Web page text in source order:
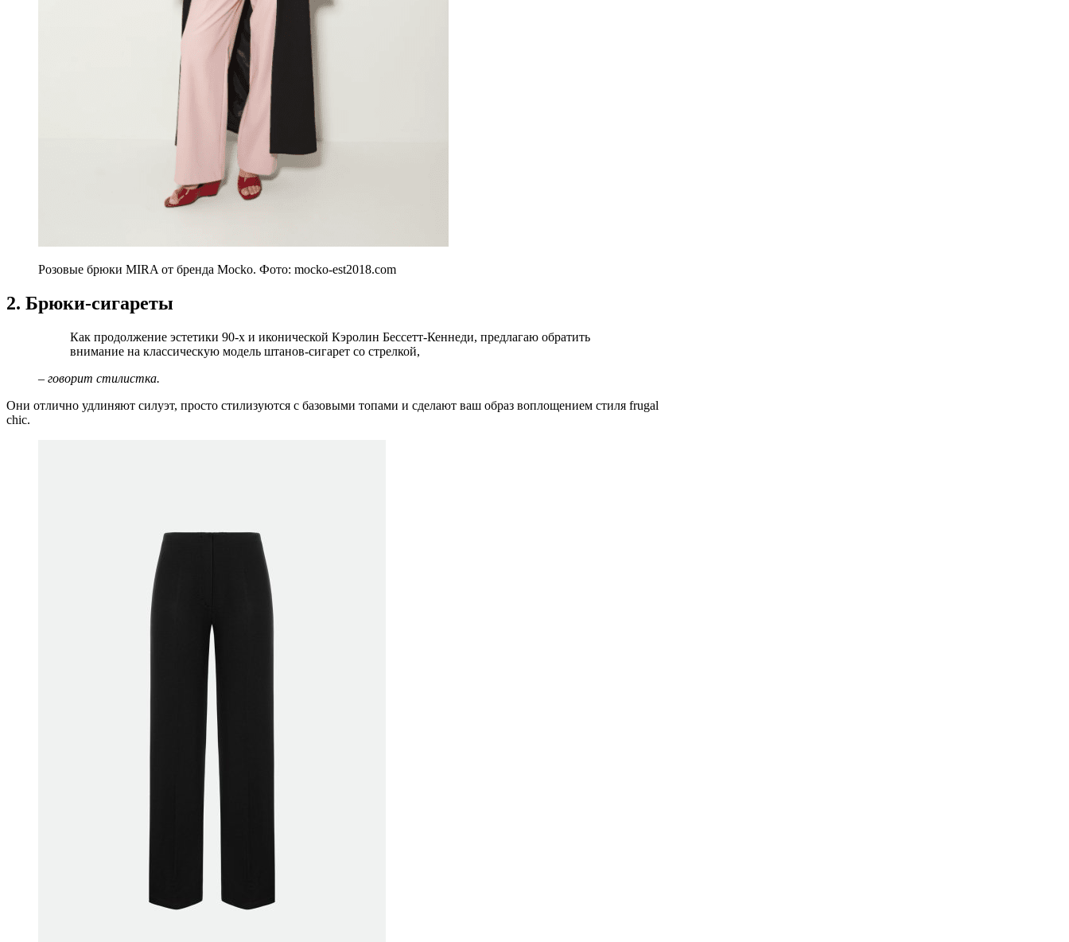
Розовые брюки MIRA от бренда Mocko. Фото: mocko-est2018.com
2. Брюки-сигареты
Как продолжение эстетики 90-х и иконической Кэролин Бессетт-Кеннеди, предлагаю обратить
внимание на классическую модель штанов-сигарет со стрелкой,
– говорит стилистка.
Они отлично удлиняют силуэт, просто стилизуются с базовыми топами и сделают ваш образ воплощением стиля frugal
chic.